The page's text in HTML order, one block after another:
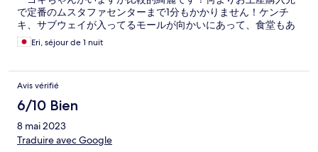
で定番のムスタファセンターまで1分もかかりません！ケンチ
キ、サブウェイが入ってるモールが向かいにあって、食堂もあ
るので現地ご飯も食べ慣れたご飯もどっちでも安心です。虫さ
え気にならなかったら最高のホテルです！！
Eri, séjour de 1 nuit
Avis vérifié
6/10 Bien
8 mai 2023
Traduire avec Google